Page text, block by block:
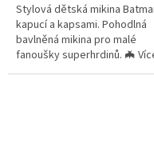
5
hvězdiček.
Stylová dětská mikina
kapucí a kapsami. Pohodlná
bavlněná mikina pro malé
fanoušky superhrdinů. 🦇
produktů s motivem 👉